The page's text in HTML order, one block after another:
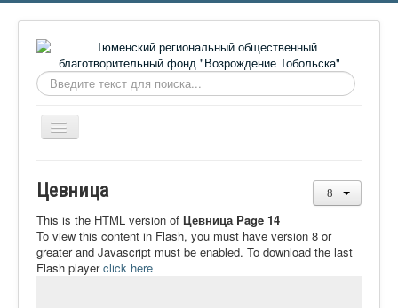
Искать...
Включить/
выключить
О фонде
Онлайн библиотека
Видеоматериалы
Цевница
This is the HTML version of Цевница Page 14
To view this content in Flash, you must have version 8 or
greater and Javascript must be enabled. To download the last
Flash playerclick here